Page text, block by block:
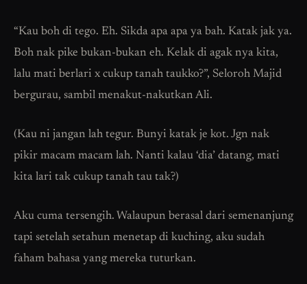
“Kau boh di tego. Eh. Sikda apa apa ya bah. Katak jak ya.
Boh nak pike bukan-bukan eh. Kelak di agak nya kita,
lalu mati berlari x cukup tanah taukko?”, Seloroh Majid
bergurau, sambil menakut-nakutkan Ali.
(Kau ni jangan lah tegur. Bunyi katak je kot. Jgn nak
pikir macam macam lah. Nanti kalau ‘dia’ datang, mati
kita lari tak cukup tanah tau tak?)
Aku cuma tersengih. Walaupun berasal dari semenanjung
tapi setelah setahun menetap di kuching, aku sudah
faham bahasa yang mereka tuturkan.